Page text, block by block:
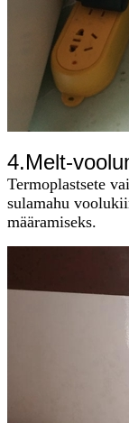
4.Melt-
Termoplastsete
sulamahu
määramiseks.